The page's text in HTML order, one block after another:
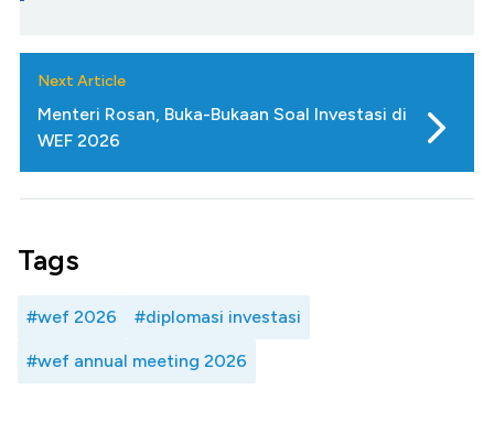
Next Article
Menteri Rosan, Buka-Bukaan Soal Investasi di
WEF 2026
Tags
#wef 2026 #diplomasi investasi
#wef annual meeting 2026